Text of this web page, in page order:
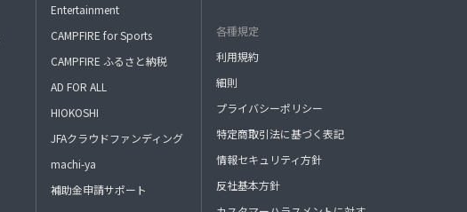
Entertainment
CAMPFIRE for Sports
CAMPFIRE ふるさと納税
AD FOR ALL
HIOKOSHI
JFAクラウドファンディング
machi-ya
補助金申請サポート
各種規定
利用規約
細則
プライバシーポリシー
特定商取引法に基づく表記
情報セキュリティ方針
反社基本方針